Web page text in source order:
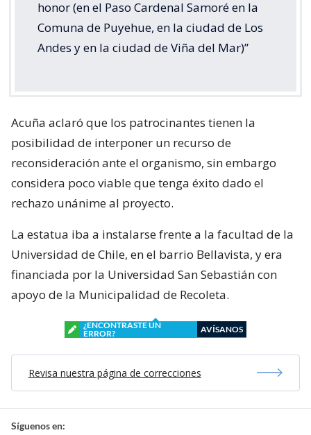
honor (en el Paso Cardenal Samoré en la
Comuna de Puyehue, en la ciudad de Los
Andes y en la ciudad de Viña del Mar)”
Acuña aclaró que los patrocinantes tienen la
posibilidad de interponer un recurso de
reconsideración ante el organismo, sin embargo
considera poco viable que tenga éxito dado el
rechazo unánime al proyecto.
La estatua iba a instalarse frente a la facultad de la
Universidad de Chile, en el barrio Bellavista, y era
financiada por la Universidad San Sebastián con
apoyo de la Municipalidad de Recoleta.
¿ENCONTRASTE UN
ERROR?
AVÍSANOS
Revisa nuestra página de correcciones
Síguenos en: